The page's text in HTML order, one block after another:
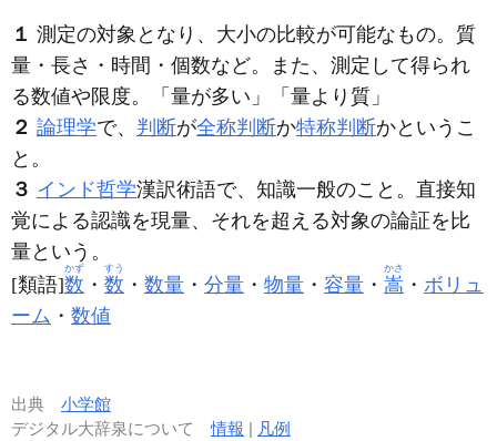
１ 測定の対象となり、大小の比較が可能なもの。質
量・長さ・時間・個数など。また、測定して得られ
る数値や限度。「 量が多い」「 量より質」
２ 論理学で、 判断が全称判断か特称判断かというこ
と。
３ インド哲学漢訳術語で、知識一般のこと。直接知
覚による認識を現量、それを超える対象の論証を比
量という。
[類語]数
かず
・ 数
すう
・ 数量 ・ 分量 ・ 物量 ・ 容量 ・ 嵩
かさ
・ ボリュ
ーム ・ 数値
出典 小学館
デジタル大辞泉について情報 | 凡例